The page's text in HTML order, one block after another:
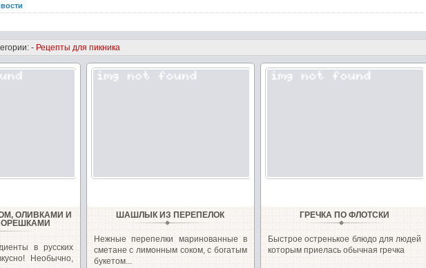
- Рецепты для пикника
ОЛИВКАМИ И
в русских
Необычно,
ШАШЛЫК ИЗ ПЕРЕПЕЛОК
Нежные перепелки маринованные в
сметане с лимонным соком, с богатым
букетом...
ГРЕЧКА ПО ФЛОТСКИ
Быстрое остренькое блюдо для людей
которым приелась обычная гречка